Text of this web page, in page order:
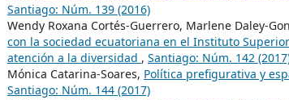
Santiago: Núm. 139 (2016)
Wendy Roxana Cortés-Guerrero, Marlene Daley-
con la sociedad ecuatoriana en el Instituto
atención a la diversidad , Santiago: Núm. 142
Mónica Catarina-Soares, Política prefigurativa y
Santiago: Núm. 144 (2017)